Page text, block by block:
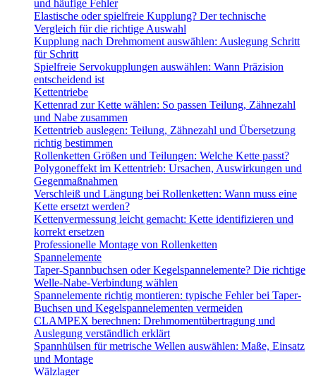
und häufige Fehler
Elastische oder spielfreie Kupplung? Der technische
Vergleich für die richtige Auswahl
Kupplung nach Drehmoment auswählen: Auslegung Schritt
für Schritt
Spielfreie Servokupplungen auswählen: Wann Präzision
entscheidend ist
Kettentriebe
Kettenrad zur Kette wählen: So passen Teilung, Zähnezahl
und Nabe zusammen
Kettentrieb auslegen: Teilung, Zähnezahl und Übersetzung
richtig bestimmen
Rollenketten Größen und Teilungen: Welche Kette passt?
Polygoneffekt im Kettentrieb: Ursachen, Auswirkungen und
Gegenmaßnahmen
Verschleiß und Längung bei Rollenketten: Wann muss eine
Kette ersetzt werden?
Kettenvermessung leicht gemacht: Kette identifizieren und
korrekt ersetzen
Professionelle Montage von Rollenketten
Spannelemente
Taper-Spannbuchsen oder Kegelspannelemente? Die richtige
Welle-Nabe-Verbindung wählen
Spannelemente richtig montieren: typische Fehler bei Taper-
Buchsen und Kegelspannelementen vermeiden
CLAMPEX berechnen: Drehmomentübertragung und
Auslegung verständlich erklärt
Spannhülsen für metrische Wellen auswählen: Maße, Einsatz
und Montage
Wälzlager